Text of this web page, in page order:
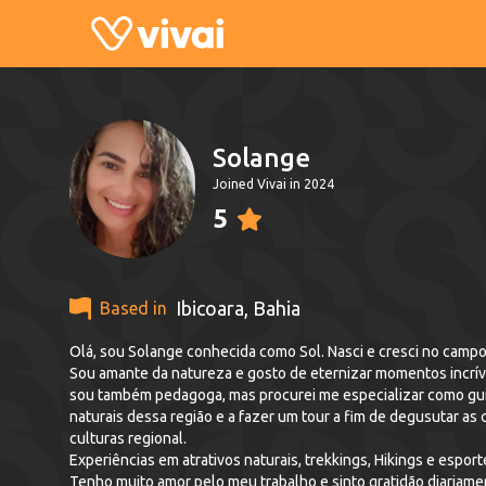
Solange
Joined Vivai in 2024
5
Based in Ibicoara, Bahia
sou também pedagoga, mas procurei me especializar como guia de ecoturismo há mais de 05 anos, levando cada viajante a explorar as belezas
naturais dessa região e a fazer um tour a fim de degusutar as comidas típicas, visitas na fábrica de cachaça da
culturas regional.
Tenho muito amor pelo meu trabalho e sinto gratidão